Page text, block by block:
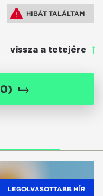
HIBÁT TALÁLTAM
vissza a tetejére
0)
LEGOLVASOTTABB HÍR